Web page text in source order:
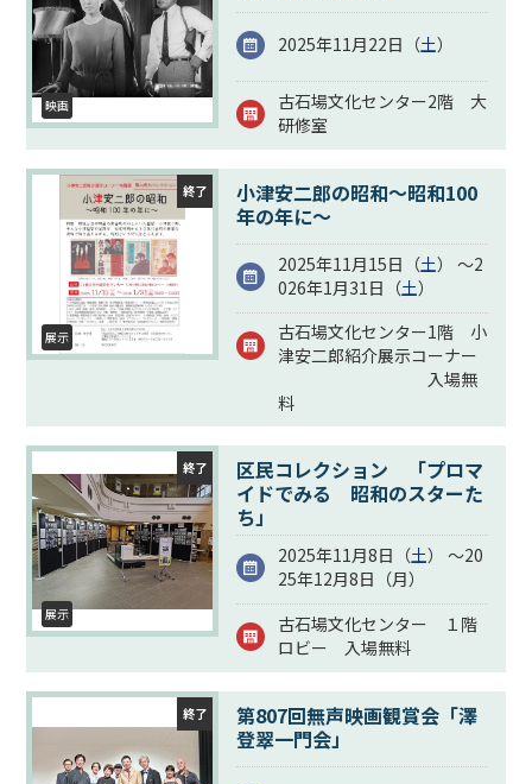
映画
2025年11月22日（土）
古石場文化センター2階 大
研修室
終了
展示
小津安二郎の昭和～昭和100
年の年に～
2025年11月15日（土） ～2
026年1月31日（土）
古石場文化センター1階 小
津安二郎紹介展示コーナー
入場無
料
終了
展示
区民コレクション 「プロマ
イドでみる 昭和のスターた
ち」
2025年11月8日（土） ～20
25年12月8日（月）
古石場文化センター １階
ロビー 入場無料
終了
第807回無声映画観賞会「澤
登翠一門会」